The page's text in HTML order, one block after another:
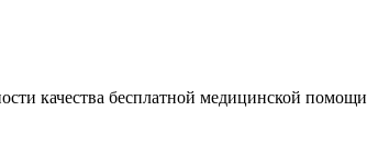
качества бесплатной медицинской помощи